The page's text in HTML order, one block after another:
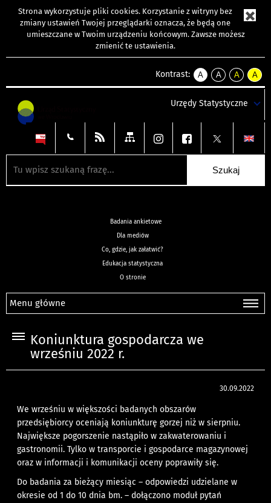
Strona wykorzystuje pliki cookies. Korzystanie z witryny bez
zmiany ustawień Twojej przeglądarki oznacza, że będą one
umieszczane w Twoim urządzeniu końcowym. Zawsze możesz
zmienić te ustawienia.
Kontrast:
A
kontrast
A
kontrast
tekst
czarnym
A
kontrast
tekst
czarnym
A
tekst
żółtym
Urzędy Statystyczne
Badania ankietowe
Dla mediów
Co, gdzie, jak załatwić?
Edukacja statystyczna
O stronie
Menu główne
Koniunktura gospodarcza we
wrześniu 2022 r.
30.09.2022
We wrześniu w większości badanych obszarów
przedsiębiorcy oceniają koniunkturę gorzej niż w sierpniu.
Największe pogorszenie nastąpiło w zakwaterowaniu i
gastronomii. Tylko w transporcie i gospodarce magazynowej
oraz w informacji i komunikacji oceny poprawiły się.
Do badania za bieżący miesiąc – odpowiedzi udzielane w
okresie od 1 do 10 dnia bm. – dołączono moduł pytań